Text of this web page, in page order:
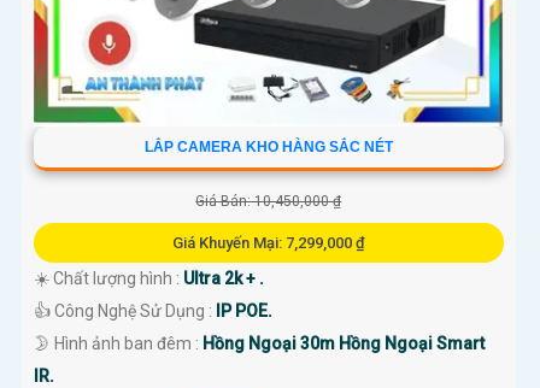
LẮP CAMERA KHO HÀNG SẮC NÉT
Giá Bán: 10,450,000 ₫
Giá Khuyến Mại: 7,299,000 ₫
☀️ Chất lượng hình : Ultra 2k + .
👍 Công Nghệ Sử Dụng :
IP POE.
🌛 Hình ảnh ban đêm : Hồng Ngoại 30m Hồng Ngoại Smart
IR.